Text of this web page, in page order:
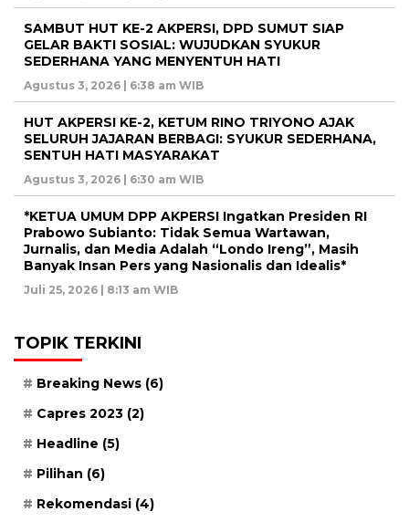
SAMBUT HUT KE-2 AKPERSI, DPD SUMUT SIAP
GELAR BAKTI SOSIAL: WUJUDKAN SYUKUR
SEDERHANA YANG MENYENTUH HATI
Agustus 3, 2026 | 6:38 am WIB
HUT AKPERSI KE-2, KETUM RINO TRIYONO AJAK
SELURUH JAJARAN BERBAGI: SYUKUR SEDERHANA,
SENTUH HATI MASYARAKAT
Agustus 3, 2026 | 6:30 am WIB
*KETUA UMUM DPP AKPERSI Ingatkan Presiden RI
Prabowo Subianto: Tidak Semua Wartawan,
Jurnalis, dan Media Adalah “Londo Ireng”, Masih
Banyak Insan Pers yang Nasionalis dan Idealis*
Juli 25, 2026 | 8:13 am WIB
TOPIK TERKINI
Breaking News (6)
Capres 2023 (2)
Headline (5)
Pilihan (6)
Rekomendasi (4)